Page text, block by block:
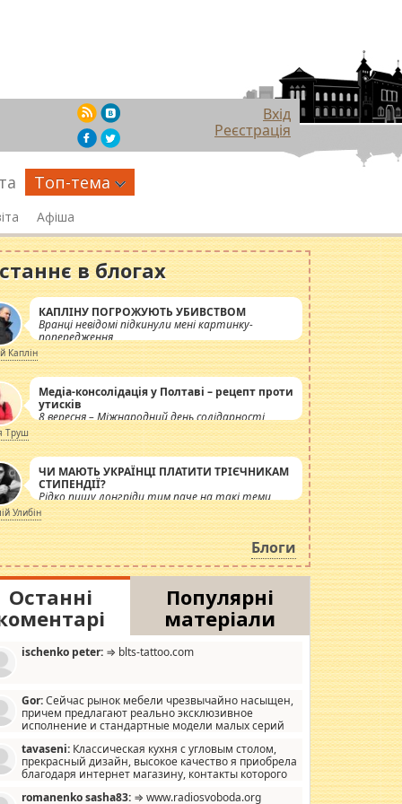
Вхід
Реєстрація
Топ-тема
Афіша
в блогах
КАПЛІНУ ПОГРОЖУЮТЬ УБИВСТВОМ
Вранці невідомі підкинули мені картинку-
попередження
Каплін
Медіа-консолідація у Полтаві – рецепт проти
утисків
8 вересня – Міжнародний день солідарності
журналістів.
Труш
ЧИ МАЮТЬ УКРАЇНЦІ ПЛАТИТИ ТРІЄЧНИКАМ
СТИПЕНДІЇ?
Рідко пишу лонгріди тим паче на такі теми,
але вже просто дістало! Обурюють сьогоднішні
інсенуації навколо стипендіального питання.
Штучно роздувається ще одна соціальна
катастрофа.
Улибін
Блоги
Останні
Популярні
матеріали
ischenko peter: ⇒ blts-tattoo.com
Gor:Сейчас рынок мебели чрезвычайно насыщен,
причем предлагают реально эксклюзивное
исполнение и стандартные модели малых серий
мало походит на стандартные формы, в MebelOk,
и что главное - со вкусом все в порядке,
ненужных наворотов удорожающих мебель, а это не
tavaseni: Классическая кухня с угловым столом,
прекрасный дизайн, высокое качество я приобрела
благодаря интернет магазину, контакты которого
romanenko sasha83: ⇒ www.radiosvoboda.org